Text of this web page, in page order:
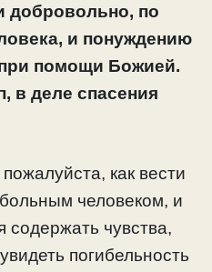
добровольно, по
и понуждению
помощи Божией.
в деле спасения
как вести
человеком, и
содержать чувства,
погибельность